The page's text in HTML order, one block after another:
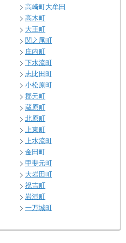
高崎町大牟田
高木町
大王町
関之尾町
庄内町
下水流町
志比田町
小松原町
郡元町
蔵原町
北原町
上東町
上水流町
金田町
甲斐元町
大岩田町
祝吉町
岩満町
一万城町